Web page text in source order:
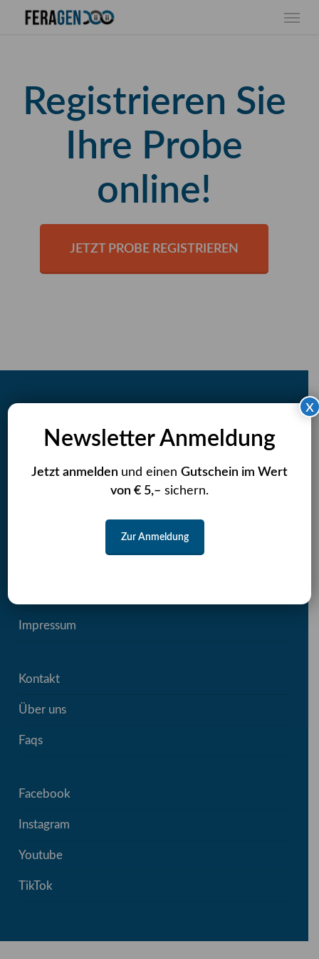
Registrieren Sie
Ihre Probe
online!
JETZT PROBE REGISTRIEREN
CatCheck
DogCheck
Impressum
Kontakt
Über uns
Faqs
Facebook
Instagram
Youtube
TikTok
Newsletter Anmeldung
Jetzt anmelden und einen Gutschein im Wert
von € 5,– sichern.
Zur Anmeldung
x